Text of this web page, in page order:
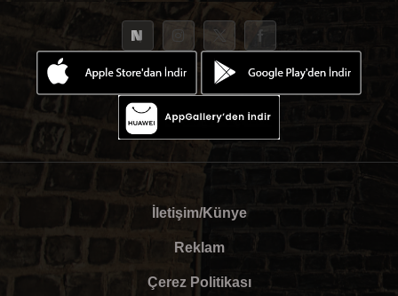
İletişim/Künye
Reklam
Çerez Politikası